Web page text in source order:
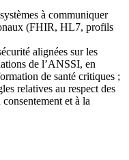
à communiquer
(FHIR, HL7, profils
alignées sur les
de l’ANSSI, en
de santé critiques ;
relatives au respect des
et à la